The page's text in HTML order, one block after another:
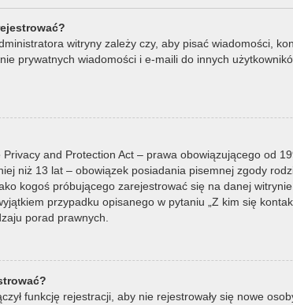
witryny zależy czy, aby pisać wiadomości,
prywatnych wiadomości i e-maili do innych
and Protection Act – prawa obowiązującego od
niż 13 lat – obowiązek posiadania pisemnej zgody
kogoś próbującego zarejestrować się na danej
przypadku opisanego w pytaniu „Z kim się
porad prawnych.
funkcję rejestracji, aby nie rejestrowały się nowe